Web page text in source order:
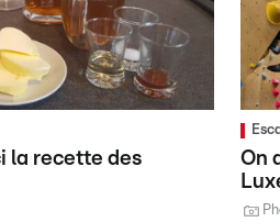
la recette des
On